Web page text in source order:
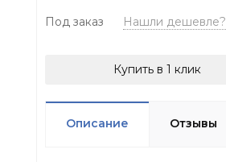
Под заказ Нашли дешевле?
Купить в 1 клик
Описание Отзывы